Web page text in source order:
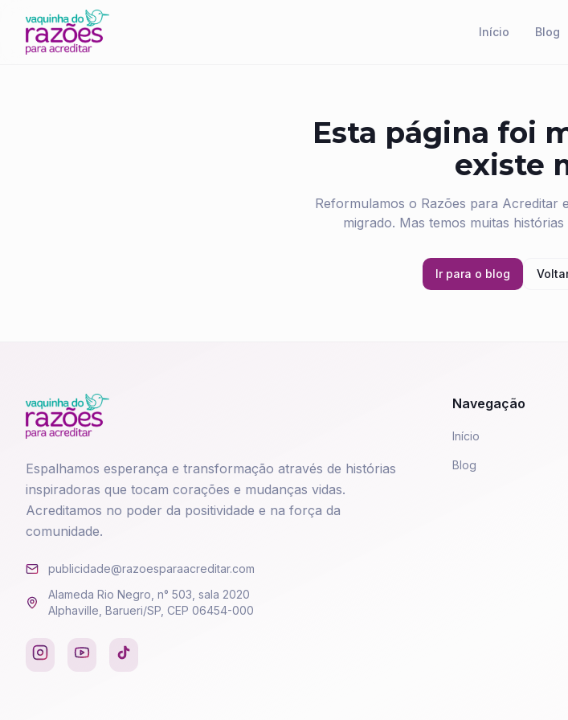
Início Blog
Esta página foi
existe
Reformulamos o Razões para Acreditar
migrado. Mas temos muitas
Ir para o blog
Espalhamos esperança e transformação através de histórias
inspiradoras que tocam corações e mudanças vidas.
Acreditamos no poder da positividade e na força da
comunidade.
publicidade@razoesparaacreditar.com
Alameda Rio Negro, n° 503, sala 2020
Alphaville, Barueri/SP, CEP 06454-000
Navegação
Início
Blog